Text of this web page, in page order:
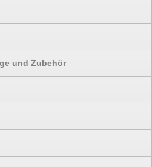
und Zubehör